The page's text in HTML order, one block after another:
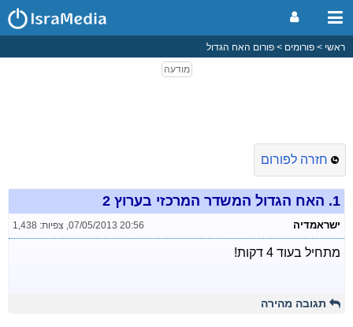
ראשי פורומים פורום האח הגדול
חזרה לפורום
1. האח הגדול המשדר המרכזי בערוץ 2
ישראמדיה 07/05/2013 20:56
, צפיות: 1,438
מתחיל בעוד 4 דקות!
תגובה מהירה